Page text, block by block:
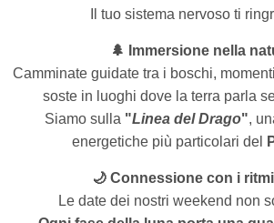
Il tuo sistema nervoso ti
🌲 Immersione nella
Camminate guidate tra i boschi,
soste in luoghi dove la terra parla
Siamo sulla "Linea del Drago",
energetiche più particolari del
🌙 Connessione con i
Le date dei nostri weekend non